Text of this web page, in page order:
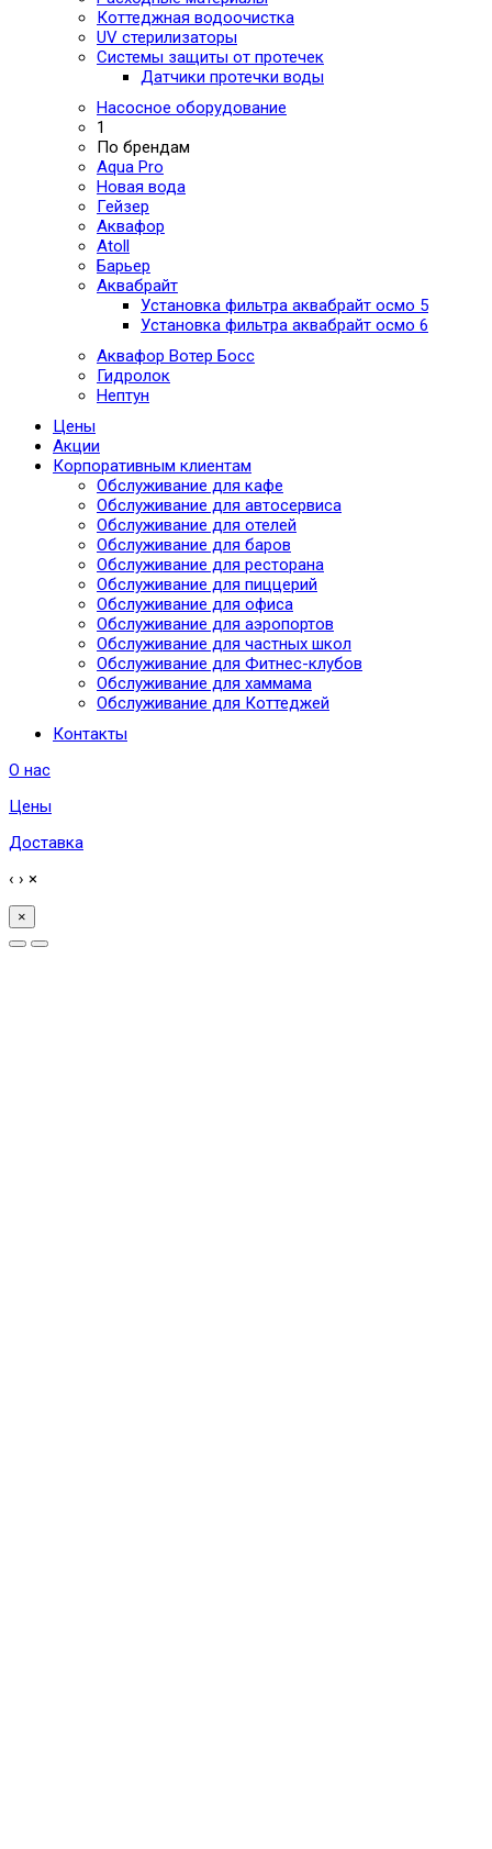
Коттеджная водоочистка
UV стерилизаторы
Системы защиты от протечек
Датчики протечки воды
Насосное оборудование
1
По брендам
Aqua Pro
Новая вода
Гейзер
Аквафор
Atoll
Барьер
Аквабрайт
Установка фильтра аквабрайт осмо 5
Установка фильтра аквабрайт осмо 6
Аквафор Вотер Босс
Гидролок
Нептун
Цены
Акции
Корпоративным клиентам
Обслуживание для кафе
Обслуживание для автосервиса
Обслуживание для отелей
Обслуживание для баров
Обслуживание для ресторана
Обслуживание для пиццерий
Обслуживание для офиса
Обслуживание для аэропортов
Обслуживание для частных школ
Обслуживание для Фитнес-клубов
Обслуживание для хаммама
Обслуживание для Коттеджей
Контакты
О нас
Цены
Доставка
‹ › ×
×